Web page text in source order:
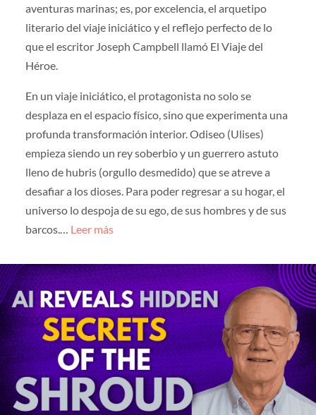
aventuras marinas; es, por excelencia, el arquetipo
literario del viaje iniciático y el reflejo perfecto de lo
que el escritor Joseph Campbell llamó El Viaje del
Héroe.
En un viaje iniciático, el protagonista no solo se
desplaza en el espacio físico, sino que experimenta una
profunda transformación interior. Odiseo (Ulises)
empieza siendo un rey soberbio y un guerrero astuto
lleno de hubris (orgullo desmedido) que se atreve a
desafiar a los dioses. Para poder regresar a su hogar, el
universo lo despoja de su ego, de sus hombres y de sus
barcos.… Leer más